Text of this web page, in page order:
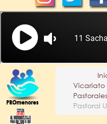
Vicariato
Pastorales
Pastoral